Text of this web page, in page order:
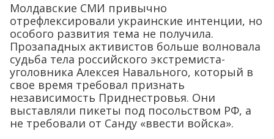
Молдавские СМИ привычно
отрефлексировали украинские интенции, но
особого развития тема не получила.
Прозападных активистов больше волновала
судьба тела российского экстремиста-
уголовника Алексея Навального, который в
свое время требовал признать
независимость Приднестровья. Они
выставляли пикеты под посольством РФ, а
не требовали от Санду «ввести войска».